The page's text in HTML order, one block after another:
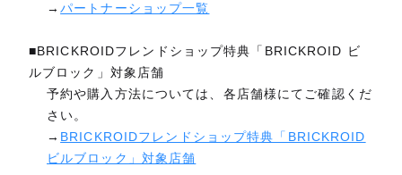
→パートナーショップ一覧
■BRICKROIDフレンドショップ特典「BRICKROID ビ
ルブロック」対象店舗
予約や購入方法については、各店舗様にてご確認くだ
さい。
→ BRICKROIDフレンドショップ特典「BRICKROID
ビルブロック」対象店舗